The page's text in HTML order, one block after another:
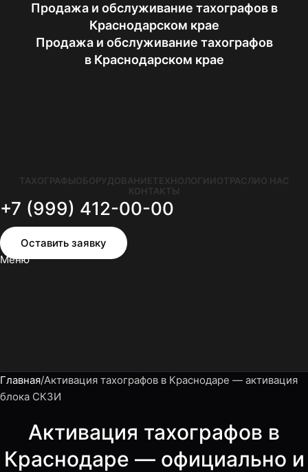
Продажа и обслуживание тахографов в
Краснодарском крае
Продажа и обслуживание тахографов
в Краснодарском крае
ТАХОГРАФЫОБОРУДОВАНИЕТЕХНОЛОГИИОТРАСЛИО НАС
КОНТАКТЫ
+7 (999) 412-00-00
Оставить заявку
Меню
Главная Активация тахографов в Краснодаре — активация
блока СКЗИ
Активация тахографов в
Краснодаре — официально и